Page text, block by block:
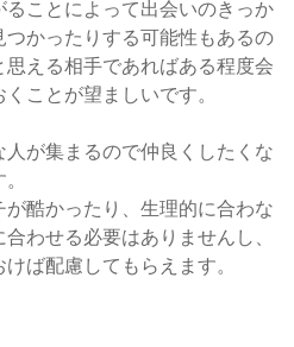
ことによって出会いのきっか
かったりする可能性もあるの
える相手であればある程度会
ことが望ましいです。
が集まるので仲良くしたくな
酷かったり、生理的に合わな
わせる必要はありませんし、
ば配慮してもらえます。